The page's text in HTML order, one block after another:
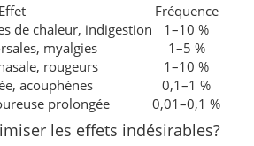
Effet
Fréquence
de chaleur, indigestion
1–10 %
myalgies
1–5 %
rougeurs
1–10 %
acouphènes
0,1–1 %
prolongée
0,01–0,1 %
les effets indésirables?